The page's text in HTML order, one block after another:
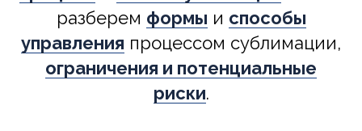
разберем формы и способы
управления процессом сублимации,
ограничения и потенциальные
риски.